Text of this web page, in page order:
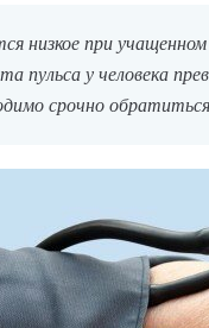
низкое при
пульса у человека
срочно